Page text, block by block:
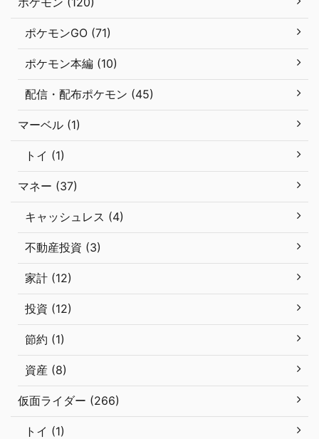
ポケモンGO (71)
ポケモン本編 (10)
配信・配布ポケモン (45)
マーベル (1)
トイ (1)
マネー (37)
キャッシュレス (4)
不動産投資 (3)
家計 (12)
投資 (12)
節約 (1)
資産 (8)
仮面ライダー (266)
トイ (1)